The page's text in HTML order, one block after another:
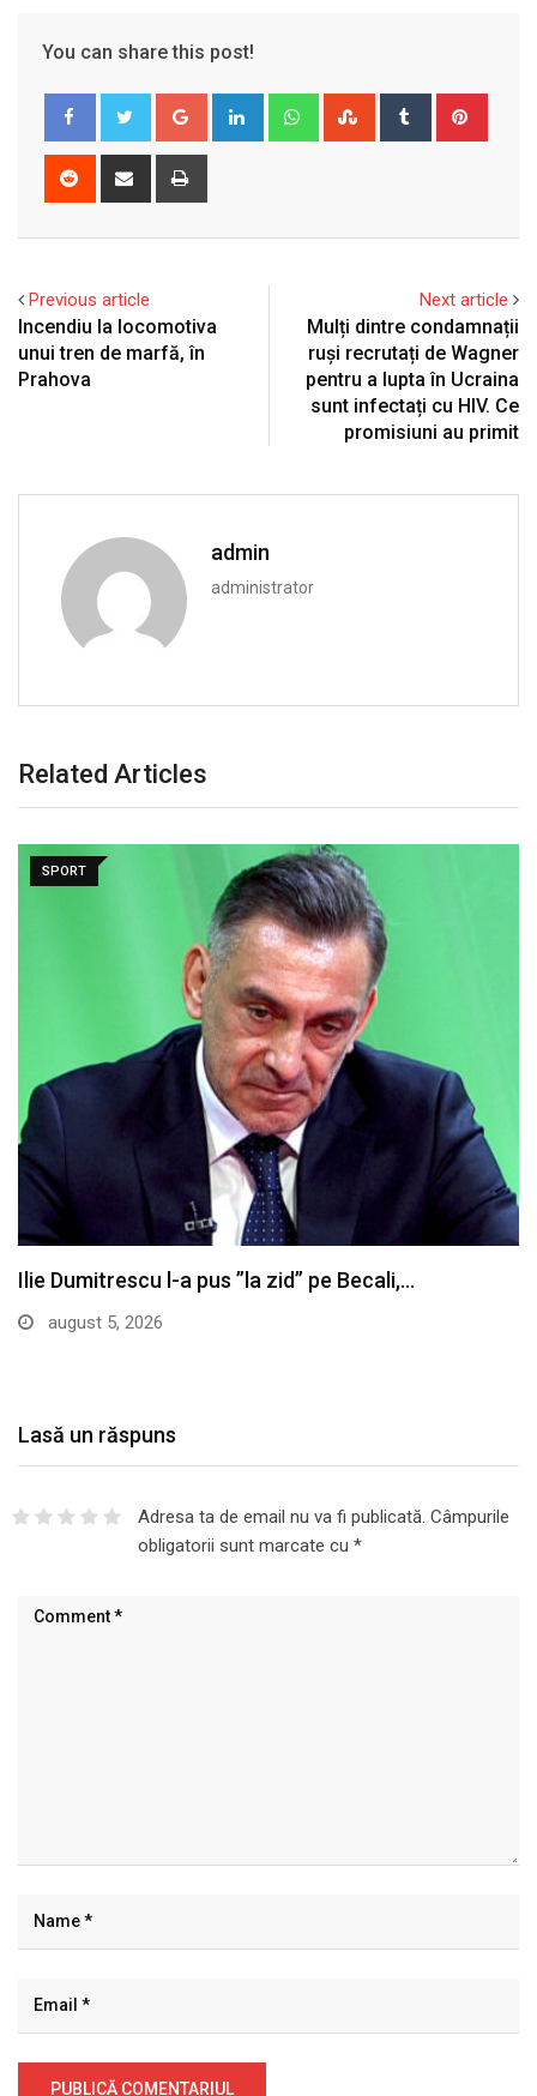
You can share this post!
Google+ LinkedIn WhatsappStumbleUpon
Tumblr
Reddit
Share
Previous article
Incendiu la locomotiva
unui tren de marfă, în
Prahova
Next article
Mulți dintre condamnații
ruși recrutați de Wagner
pentru a lupta în Ucraina
sunt infectați cu HIV. Ce
promisiuni au primit
admin
administrator
Related Articles
SPORT
Ilie Dumitrescu l-a pus ”la zid” pe Becali,…
august 5, 2026
Lasă un răspuns
Adresa ta de email nu va fi publicată. Câmpurile
obligatorii sunt marcate cu *